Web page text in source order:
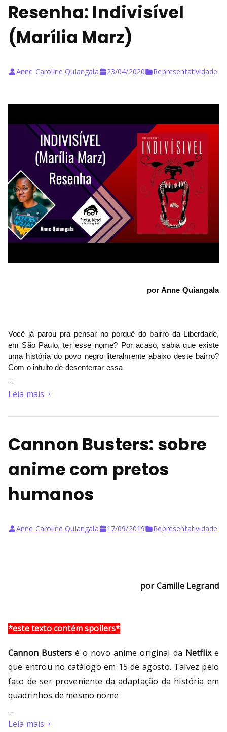
Resenha: Indivisível
(Marília Marz)
Anne Caroline Quiangala 23/04/2020 Representatividade
por Anne Quiangala
Você já parou pra pensar no porquê do bairro da Liberdade,
em São Paulo, ter esse nome? Por acaso, sabia que existe
uma história do povo negro literalmente abaixo deste bairro?
Com o intuito de desenterrar essa
…
Leia mais
Cannon Busters: sobre
anime com pretos
humanos
Anne Caroline Quiangala 17/09/2019 Representatividade
por Camille Legrand
*este texto contém spoilers*
Cannon Busters é o novo anime original da Netflix e
que entrou no catálogo em 15 de agosto. Talvez pelo
fato de ser proveniente da adaptação da história em
quadrinhos de mesmo nome
…
Leia mais